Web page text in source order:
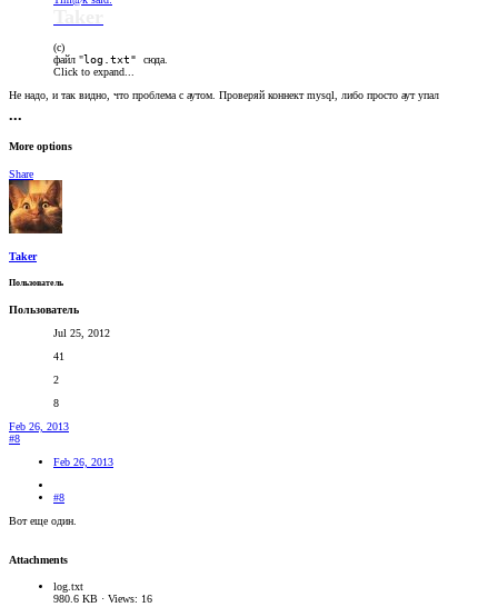
(c)
файл "log.txt" сюда.
Click to expand...
Не надо, и так видно, что проблема с аутом. Проверяй коннект mysql, либо просто аут упал
•••
More options
Share
Taker
Пользователь
Пользователь
Jul 25, 2012
41
2
8
Feb 26, 2013
#8
Feb 26, 2013
#8
Вот еще один.
Attachments
log.txt
980.6 KB · Views: 16